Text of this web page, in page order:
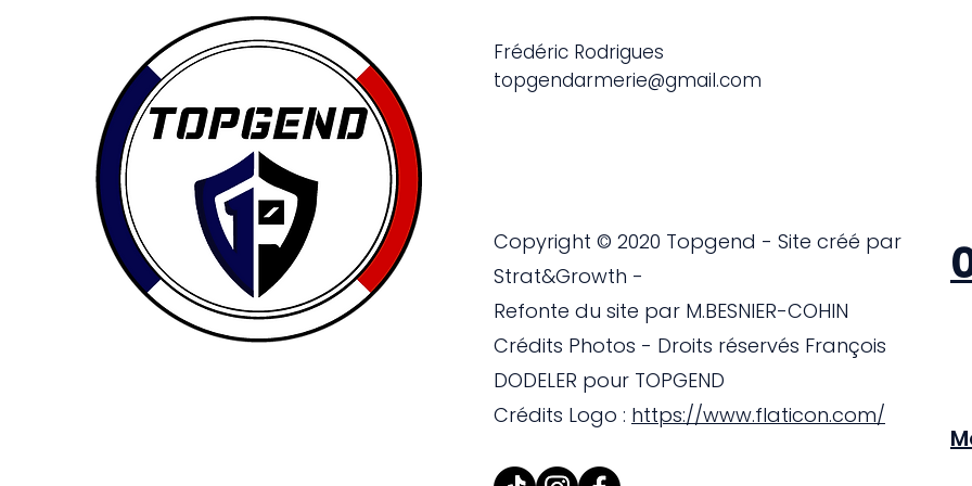
Frédéric Rodrigues
topgendarmerie@gmail.com
Copyright © 2020 Topgend - Site créé par
Strat&Growth -
Refonte du site par M.BESNIER-COHIN
Crédits Photos - Droits réservés François
DODELER pour TOPGEND
Crédits Logo : https://www.flaticon.com/